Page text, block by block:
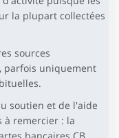
la plupart collectées
sources
parfois uniquement
soutien et de l'aide
à remercier : la